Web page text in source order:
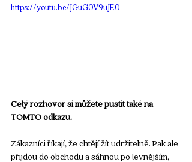
https://youtu.be/JGuG0V9uJE0
Celý rozhovor si můžete pustit také na
TOMTO odkazu.
Zákazníci říkají, že chtějí žít udržitelně. Pak ale
přijdou do obchodu a sáhnou po levnějším,